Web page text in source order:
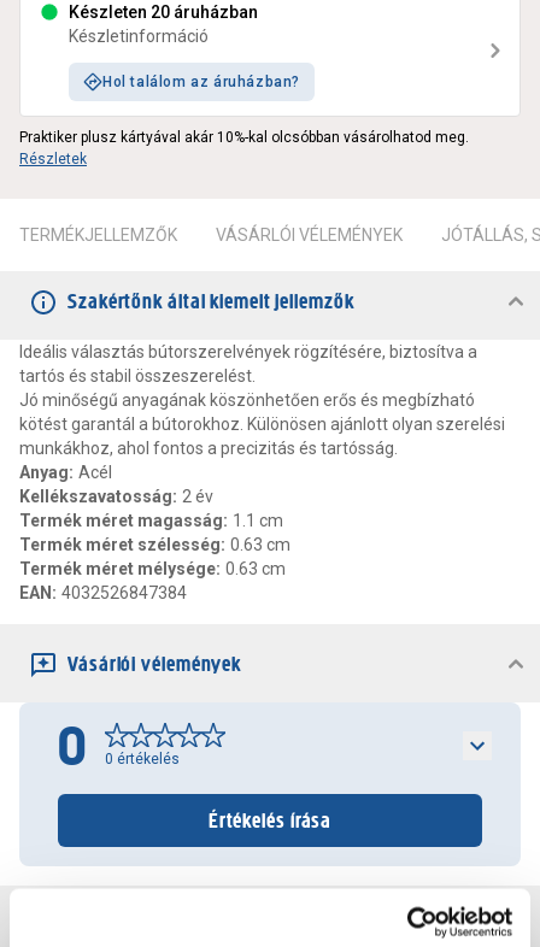
Készleten 20 áruházban
Készletinformáció
Hol találom az áruházban?
Praktiker plusz kártyával akár 10%-kal olcsóbban vásárolhatod meg.
Részletek
TERMÉKJELLEMZŐK VÁSÁRLÓI VÉLEMÉNYEK JÓTÁLLÁS,
Szakértőnk által kiemelt jellemzők
Ideális választás bútorszerelvények rögzítésére, biztosítva a
tartós és stabil összeszerelést.
Jó minőségű anyagának köszönhetően erős és megbízható
kötést garantál a bútorokhoz. Különösen ajánlott olyan szerelési
munkákhoz, ahol fontos a precizitás és tartósság.
Anyag: Acél
Kellékszavatosság: 2 év
Termék méret magasság: 1.1 cm
Termék méret szélesség: 0.63 cm
Termék méret mélysége: 0.63 cm
EAN : 4032526847384
Vásárlói vélemények
0 0 értékelés
Értékelés írása